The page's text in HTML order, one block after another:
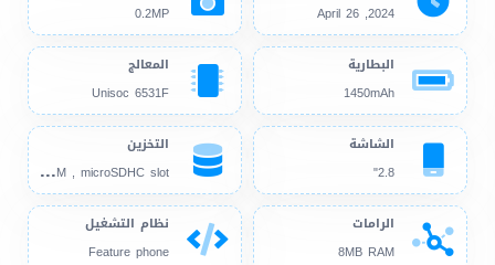
2024, April 26
0.2MP
البطارية
1450mAh
المعالج
Unisoc 6531F
الشاشة
2.8"
التخزين
16M
B 8MB RAM , microSDHC slot
الرامات
8MB RAM
نظام التشغيل
Feature phone